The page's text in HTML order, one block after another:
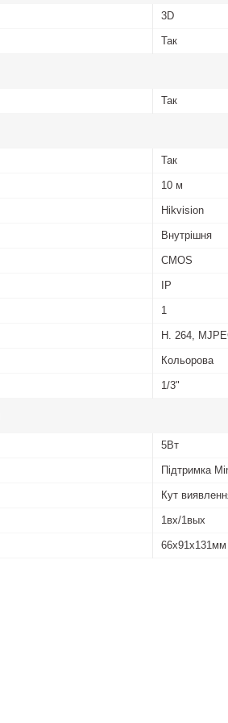
3D
Так
Так
Так
10 м
Hikvision
Внутрішня
CMOS
IP
1
H. 264,
Кольорова
1/3"
5Вт
Підтримка
Кут
1вх/1вых
66х91х131мм